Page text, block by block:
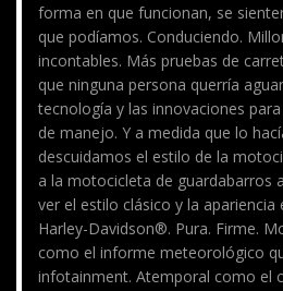
forma en que funcionan, se
que podíamos. Conduciendo.
incontables. Más pruebas de
que ninguna persona querría
tecnología y las innovaciones
de manejo. Y a medida que lo
descuidamos el estilo de la
a la motocicleta de guardabarros
ver el estilo clásico y la
Harley-Davidson®. Pura. Firme.
como el informe meteorológico
infotainment. Atemporal como el